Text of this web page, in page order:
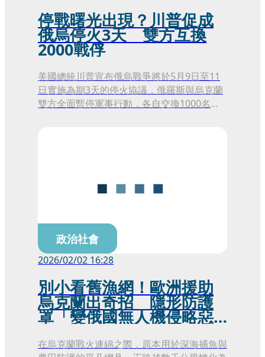
停戰曙光出現？川普促成
俄烏停火3天 雙方互換
2000戰俘
美國總統川普宣布俄烏戰爭將於5月9日至11
日實施為期3天的停火協議，俄羅斯與烏克蘭
雙方全面暫停軍事行動，各自交換1000名戰
政治社會
2026/02/02 16:28
別小看舊漁網！歐洲援助
烏克蘭出奇招 隱形防護
罩「變俄國無人機侵略惡
夢」
在烏克蘭戰火連綿之際，原本用於深海捕魚與